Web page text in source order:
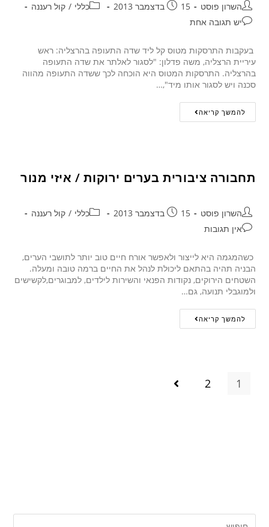
השרון פוסט 15 בדצמבר 2013 כללי / קול רעננה
יש תגובה אחת
בעקבות התרסקות מטוס קל ליד שדה התעופה בהרצליה: ראש
עיריית הרצליה, משה פדלון: "לסגור לאלתר את שדה התעופה
בהרצליה. התרסקות המטוס היא הוכחה לכך ששדה התעופה מהווה
סכנה ויש לסגור אותו מיד",…
להמשך קריאה
תחבורה ציבורית בערים ירוקות / איזי מנור
השרון פוסט 15 בדצמבר 2013 כללי / קול רעננה
אין תגובות
כשהמגמה היא לייצור ולאפשר אורח חיים טוב יותר לתושבי הערים,
הבניה תהיה בהתאם ליכולת לנהל את החיים ברמה טובה ומעלה.
השטחים הירוקים, נקודות הפנאי והשירות לילדים, למבוגרים,לקשישים
ולמוגבלי תנועה, גם…
להמשך קריאה
1
2